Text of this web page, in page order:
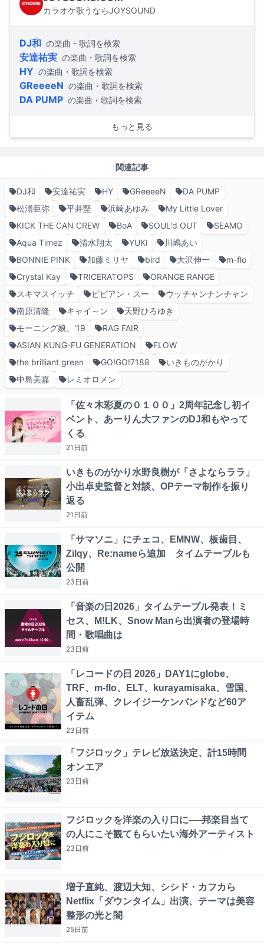
カラオケ歌うならJOYSOUND
DJ和 の楽曲・歌詞を検索
安達祐実 の楽曲・歌詞を検索
HY の楽曲・歌詞を検索
GReeeeN の楽曲・歌詞を検索
DA PUMP の楽曲・歌詞を検索
もっと見る
関連記事
DJ和 安達祐実 HY GReeeeN
DA PUMP
松浦亜弥
平井堅 浜崎あゆみ
My Little Lover
KICK THE CAN CREW
BoA SOUL'd OUT
SEAMO
Aqua Timez
清水翔太 YUKI
川嶋あい
BONNIE PINK
加藤ミリヤ bird 大沢伸一
m-flo
Crystal Kay
TRICERATOPS
ORANGE RANGE
スキマスイッチ
ビビアン・スー
ウッチャンナンチャン
南原清隆
キャイ～ン
天野ひろゆき
モーニング娘。'19
RAG FAIR
ASIAN KUNG-FU GENERATION
FLOW
the brilliant green
GO!GO!7188
いきものがかり
中島美嘉
レミオロメン
「佐々木彩夏の０１００」2周年記念し初イ
ベント、あーりん大ファンのDJ和もやって
くる
21日前
いきものがかり水野良樹が「さよならララ」
小出卓史監督と対談、OPテーマ制作を振り
返る
21日前
「サマソニ」にチェコ、EMNW、板歯目、
Zilqy、Re:nameら追加 タイムテーブルも
公開
23日前
「音楽の日2026」タイムテーブル発表！ミ
セス、M!LK、Snow Manら出演者の登場時
間・歌唱曲は
23日前
「レコードの日 2026」DAY1にglobe、
TRF、m-flo、ELT、kurayamisaka、雪国、
人畜乱弾、クレイジーケンバンドなど60ア
イテム
23日前
「フジロック」テレビ放送決定、計15時間
オンエア
23日前
フジロックを洋楽の入り口に──邦楽目当て
の人にこそ観てもらいたい海外アーティスト
23日前
増子直純、渡辺大知、シシド・カフカら
Netflix「ダウンタイム」出演、テーマは美容
整形の光と闇
25日前